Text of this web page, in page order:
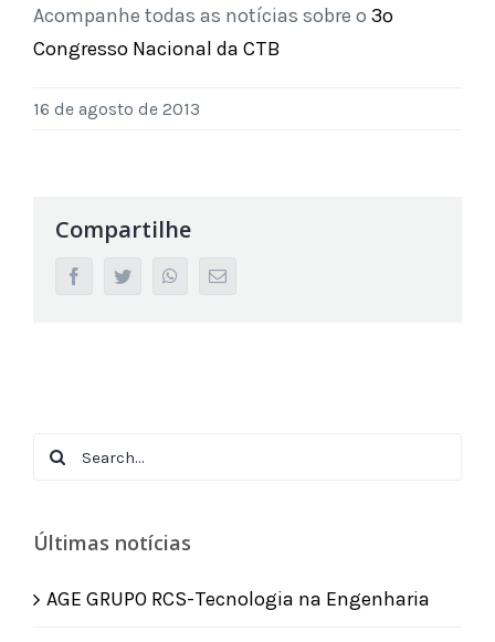
Acompanhe todas as notícias sobre o 3º
Congresso Nacional da CTB
16 de agosto de 2013
Compartilhe
facebooktwitter whatsappEmail
Search
Últimas notícias
AGE GRUPO RCS-Tecnologia na Engenharia